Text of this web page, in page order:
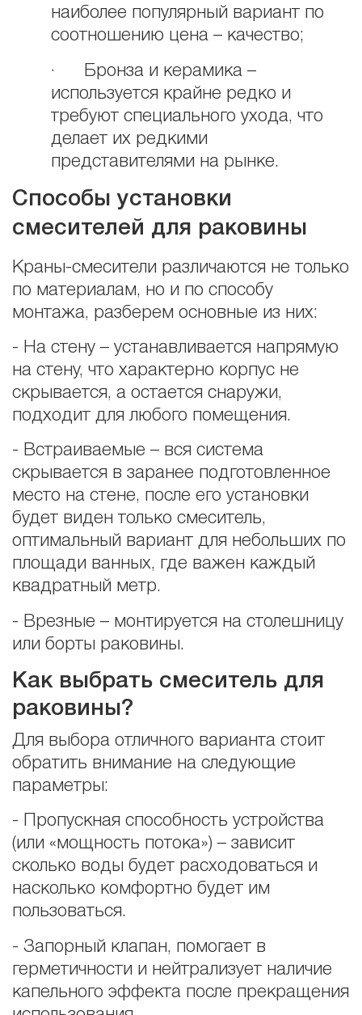
наиболее популярный вариант по
соотношению цена – качество;
· Бронза и керамика –
используется крайне редко и
требуют специального ухода, что
делает их редкими
представителями на рынке.
Способы установки
смесителей для раковины
Краны-смесители различаются не только
по материалам, но и по способу
монтажа, разберем основные из них:
- На стену – устанавливается напрямую
на стену, что характерно корпус не
скрывается, а остается снаружи,
подходит для любого помещения.
- Встраиваемые – вся система
скрывается в заранее подготовленное
место на стене, после его установки
будет виден только смеситель,
оптимальный вариант для небольших по
площади ванных, где важен каждый
квадратный метр.
- Врезные – монтируется на столешницу
или борты раковины.
Как выбрать смеситель для
раковины?
Для выбора отличного варианта стоит
обратить внимание на следующие
параметры:
- Пропускная способность устройства
(или «мощность потока») – зависит
сколько воды будет расходоваться и
насколько комфортно будет им
пользоваться.
- Запорный клапан, помогает в
герметичности и нейтрализует наличие
капельного эффекта после прекращения